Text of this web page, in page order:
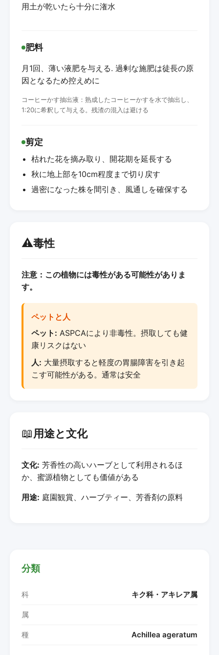
用土が乾いたら十分に潅水
肥料
月1回、薄い液肥を与える. 過剰な施肥は徒長の原
因となるため控えめに
コーヒーかす抽出液：熟成したコーヒーかすを水で抽出し、
1:20に希釈して与える。残渣の混入は避ける
剪定
枯れた花を摘み取り、開花期を延長する
秋に地上部を10cm程度まで切り戻す
過密になった株を間引き、風通しを確保する
⚠️毒性
注意：この植物には毒性がある可能性がありま
す。
ペットと人
ペット: ASPCAにより非毒性。摂取しても健
康リスクはない
人: 大量摂取すると軽度の胃腸障害を引き起
こす可能性がある。通常は安全
📖用途と文化
文化: 芳香性の高いハーブとして利用されるほ
か、蜜源植物としても価値がある
用途: 庭園観賞、ハーブティー、芳香剤の原料
分類
科 キク科・アキレア属
属
種 Achillea ageratum